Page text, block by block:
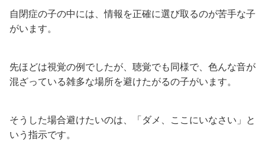
自閉症の子の中には、情報を正確に選び取るのが苦手な子
がいます。
先ほどは視覚の例でしたが、聴覚でも同様で、色んな音が
混ざっている雑多な場所を避けたがるの子がいます。
そうした場合避けたいのは、「ダメ、ここにいなさい」と
いう指示です。